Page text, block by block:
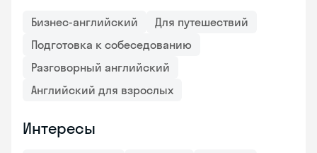
Бизнес-английский
Для путешествий
Подготовка к собеседованию
Разговорный английский
Английский для взрослых
Интересы